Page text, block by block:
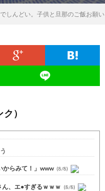
しんどい。子供と旦那のご飯お願
）
からみて！」www (8/8)
ん、エ●すぎるｗｗｗ (8/8)